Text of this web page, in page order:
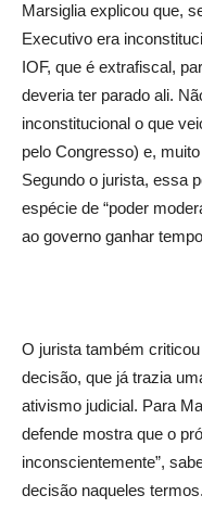
Marsiglia explicou que,
Executivo era
IOF, que é extrafiscal,
deveria ter parado ali.
inconstitucional o que
pelo Congresso) e,
Segundo o jurista, essa
espécie de “poder
ao governo ganhar
O jurista também
decisão, que já trazia
ativismo judicial. Para
defende mostra que o
inconscientemente”,
decisão naqueles